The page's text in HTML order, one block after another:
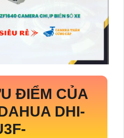
ĐIỂM CỦA
DHI-